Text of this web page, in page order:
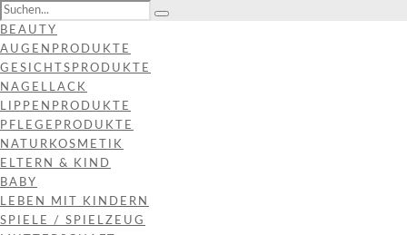
BEAUTY
AUGENPRODUKTE
GESICHTSPRODUKTE
NAGELLACK
LIPPENPRODUKTE
PFLEGEPRODUKTE
NATURKOSMETIK
ELTERN & KIND
BABY
LEBEN MIT KINDERN
SPIELE / SPIELZEUG